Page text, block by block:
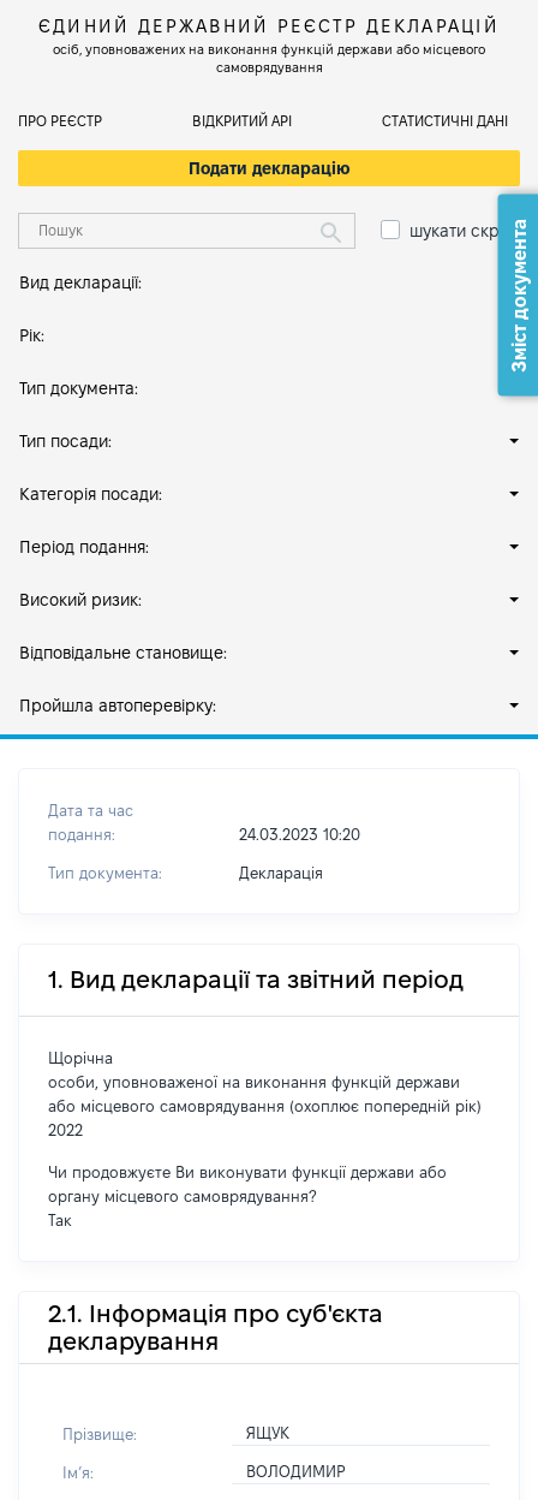
ЄДИНИЙ ДЕРЖАВНИЙ РЕЄСТР ДЕКЛАРАЦІЙ
осіб, уповноважених на виконання функцій держави або місцевого
самоврядування
ПРО РЕЄСТР ВІДКРИТИЙ АРІ СТАТИСТИЧНІ ДАНІ
Подати декларацію
шукати скрізь
Вид декларації:
Рік:
Тип документа:
Тип посади:
Категорія посади:
Період подання:
Високий ризик:
Відповідальне становище:
Пройшла автоперевірку:
Дата та час
подання:
24.03.2023 10:20
Тип документа: Декларація
1. Вид декларації та звітний період
Щорічна
особи, уповноваженої на виконання функцій держави
або місцевого самоврядування (охоплює попередній рік)
2022
Чи продовжуєте Ви виконувати функції держави або
органу місцевого самоврядування?
Так
2.1. Інформація про суб'єкта
декларування
Прізвище: ЯЩУК
Імʼя: ВОЛОДИМИР
Зміст документа